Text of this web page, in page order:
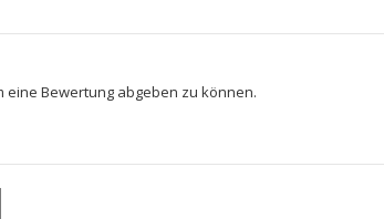
Bewertung abgeben zu können.